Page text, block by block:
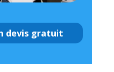
devis gratuit